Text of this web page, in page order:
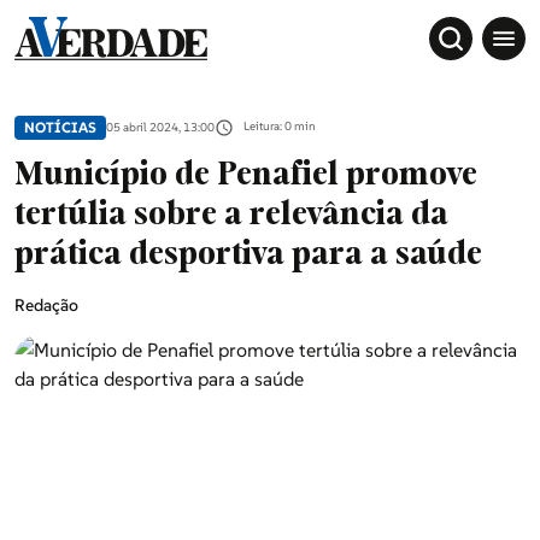
Sociedade
NOTÍCIAS 05 abril 2024, 13:00 Leitura: 0 min
Município de Penafiel promove
tertúlia sobre a relevância da
prática desportiva para a saúde
Redação